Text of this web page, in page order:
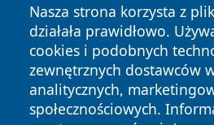
Nasza strona korzysta z
działała prawidłowo.
cookies i podobnych
zewnętrznych dostawców
analitycznych,
społecznościowych.
Copyright © 2026 faktyopole.pl